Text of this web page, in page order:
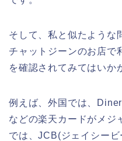
そして、私と似たような
チャットジーンのお店で
を確認されてみてはいか
例えば、外国では、
などの楽天カードがメジ
では、JCB(ジェイシービ